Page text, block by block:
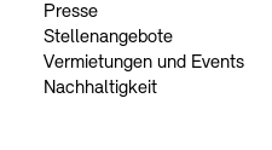
Presse
Stellenangebote
Vermietungen und Events
Nachhaltigkeit